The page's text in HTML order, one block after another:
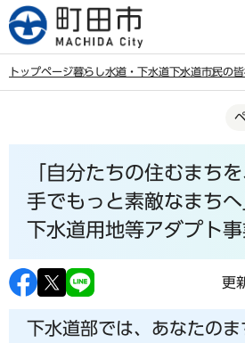
こ
の
トップページ暮らし水道・下水道下水道市民の
「自分たちの住むまち
手でもっと素敵なまち
下水道用地等アダプト
更
下水道部では、あなたの